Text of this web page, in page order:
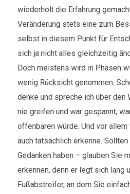
wiederholt die Erfahrung
Veränderung stets eine zum
selbst in diesem Punkt für
sich ja nicht alles gleichzeitig
Doch meistens wird in Phasen
wenig Rücksicht genommen.
denke und spreche ich über den
nie greifen und war gespannt,
offenbaren würde. Und vor
auch tatsächlich erkenne. Sollten
Gedanken haben – glauben Sie
erkennen, denn er legt sich lang
Fußabstreifer, an dem Sie